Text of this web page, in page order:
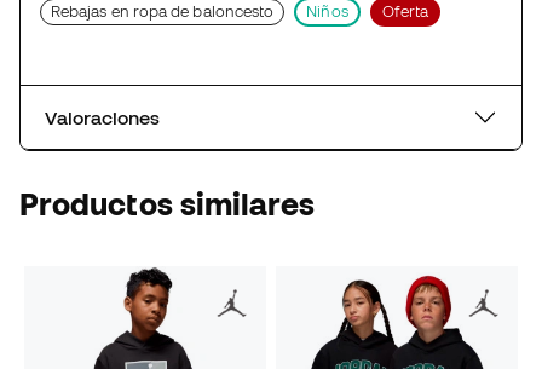
Rebajas en ropa de baloncesto Niños Oferta
Valoraciones
Productos similares